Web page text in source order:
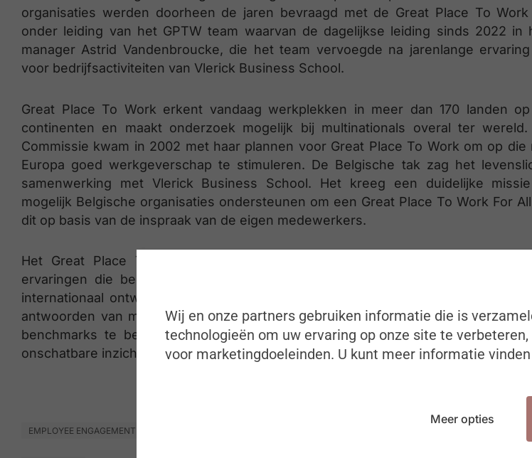
organisaties werden doorheen de jaren bevraagd met de Great Place To Work
onder leiding van het GPTW team waarvan de dagelijkse leiding sinds 2022 in
manager Astrid Vandenbroucke, die het team vervoegde na jarenlange
voor bedrijfsactiviteiten van Vlerick Business School.
Great Place To Work erkent vandaag werkplekken in meer dan 170 landen
continenten en maakt onderzoek mogelijk bij multinationals overal ter wereld.
Commissie kwam in 2002 met haar plannen voor Great Place To Work om op die
Europa goed werkgeverschap te stimuleren. De Belgische tak zag het
samenwerking met Vlerick Business School. Het kreeg een duidelijke
mogelijk Belgische organisaties ondersteunen om een Great Place To Work For
dit op basis van de inspraak van de eigen medewerkers.
Het Great Place To Work-certificeringslabel wordt toegekend op basis van
ervaringen die beoordeeld worden met behulp van het Trust Index model.
internationaal ontwikkeld gedurende veertig jaar aan kwalitatief en kwantitatief
antwoorden van miljoenen medewerkers overal ter wereld. Die gegevens
benchmarks te bepalen voor de werkomstandigheden wereldwijd. Zo geven
onschatbare inzichten over hoe mensen interageren met en op de werkplek.
EMPLOYEE ENGAGEMENT & EXPERIENCE
Wij en onze partners gebruiken informatie die is
technologieën om uw ervaring op onze site te
voor marketingdoeleinden. U kunt meer informatie
Meer opties